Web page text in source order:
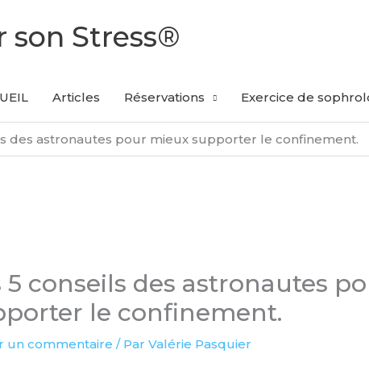
son Stress®
Articles Réservations Exercice de
des astronautes pour mieux supporter le confinement.
5 conseils des astronautes
le confinement.
un commentaire / ParValérie Pasquier